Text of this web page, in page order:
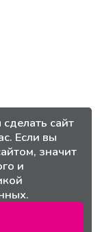
сайт
Если вы
значит
и